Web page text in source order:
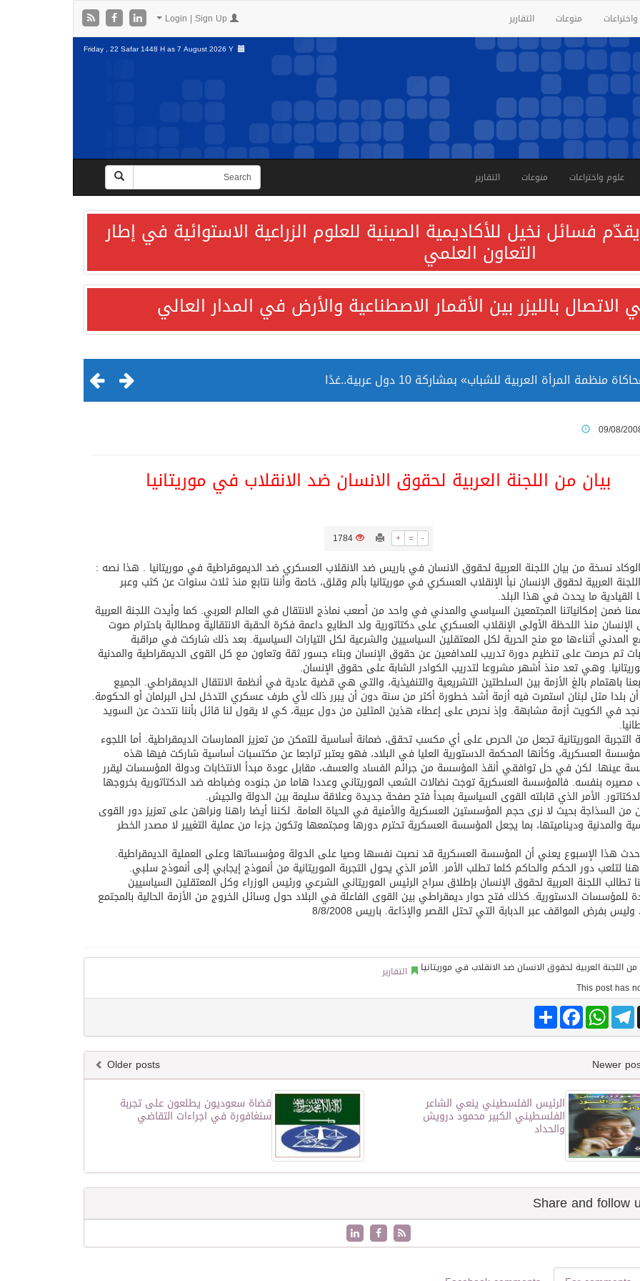
منوعات التقارير
Friday , 22 Safar 1448 H as7 August 2026 Y
علوم واختراعات منوعات التقارير
فسائل نخيل للأكاديمية الصينية للعلوم الزراعية الاستوائية في إطار
التعاون العلمي
بالليزر بين الأقمار الاصطناعية والأرض في المدار العالي
المرأة العربية للشباب» بمشاركة 10 دول عربية..غدًا
بصورة أكثر إيجابية من الولايات المتحدة
ضمن قائمة التراث العالمي
الحرمين الشريفين توثق أسماء الخلفاء الراشدين وتعود إلى القرن الثالث عشر الهجري
اتفاقية تطوير مصانع جاهزة ومتخصصة في مجال الطاقة
09/08/
بيان من اللجنة العربية لحقوق الانسان ضد الانقلاب في موريتانيا
+ = -
1784
نسخة من بيان اللجنة العربية لحقوق الانسان في باريس ضد الانقلاب العسكري ضد الديموقراطية في موريتانيا . هذا نصه :
العربية لحقوق الإنسان نبأ الإنقلاب العسكري في موريتانيا بألم وقلق، خاصة وأننا نتابع منذ ثلاث سنوات عن كثب وعبر
القيادية ما يحدث في هذا البلد.
ضمن إمكانياتنا المجتمعين السياسي والمدني في واحد من أصعب نماذج الانتقال في العالم العربي. كما وأيدت اللجنة العربية
منذ اللحظة الأولى الإنقلاب العسكري على دكتاتورية ولد الطايع داعمة فكرة الحقبة الانتقالية ومطالبة باحترام صوت
المدني أثناءها مع منح الحرية لكل المعتقلين السياسيين والشرعية لكل التيارات السياسية. بعد ذلك شاركت في مراقبة
ثم حرصت على تنظيم دورة تدريب للمدافعين عن حقوق الإنسان وبناء جسور ثقة وتعاون مع كل القوى الديمقراطية والمدنية
وهي تعد منذ أشهر مشروعا لتدريب الكوادر الشابة على حقوق الإنسان.
باهتمام بالغ الأزمة بين السلطتين التشريعية والتنفيذية، والتي هي قضية عادية في أنظمة الانتقال الديمقراطي. الجميع
بلدا مثل لبنان استمرت فيه أزمة أشد خطورة أكثر من سنة دون أن يبرر ذلك لأي طرف عسكري التدخل لحل البرلمان أو الحكومة.
في الكويت أزمة مشابهة. وإذ نحرص على إعطاء هذين المثلين من دول عربية، كي لا يقول لنا قائل بأننا نتحدث عن السويد
الموريتانية تجعل من الحرص على أي مكسب تحقق، ضمانة أساسية للتمكن من تعزيز الممارسات الديمقراطية. أما اللجوء
العسكرية، وكأنها المحكمة الدستورية العليا في البلاد، فهو يعتبر تراجعا عن مكتسبات أساسية شاركت فيها هذه
عينها. لكن في حل توافقي أنقذ المؤسسة من جرائم الفساد والعسف، مقابل عودة مبدأ الانتخابات ودولة المؤسسات ليقرر
مصيره بنفسه. فالمؤسسة العسكرية توجت نضالات الشعب الموريتاني وعددا هاما من جنوده وضباطه ضد الدكتاتورية بخروجها
الأمر الذي قابلته القوى السياسية بمبدأ فتح صفحة جديدة وعلاقة سليمة بين الدولة والجيش.
من السذاجة بحيث لا نرى حجم المؤسستين العسكرية والأمنية في الحياة العامة. لكننا أيضا راهنا ونراهن على تعزيز دور القوى
والمدنية وديناميتها، بما يجعل المؤسسة العسكرية تحترم دورها ومجتمعها وتكون جزءا من عملية التغيير لا مصدر الخطر
هذا الإسبوع يعني أن المؤسسة العسكرية قد نصبت نفسها وصيا على الدولة ومؤسساتها وعلى العملية الديمقراطية.
لتلعب دور الحكم والحاكم كلما تطلب الأمر. الأمر الذي يحول التجربة الموريتانية من أنموذج إيجابي إلى أنموذج سلبي.
تطالب اللجنة العربية لحقوق الإنسان بإطلاق سراح الرئيس الموريتاني الشرعي ورئيس الوزراء وكل المعتقلين السياسيين
للمؤسسات الدستورية. كذلك فتح حوار ديمقراطي بين القوى الفاعلة في البلاد حول وسائل الخروج من الأزمة الحالية بالمجتمع
وليس بفرض المواقف عبر الدبابة التي تحتل القصر والإذاعة. باريس 8/8/2008
التقارير
Share
FacebookWhatsAppTelegram
Older posts
قضاة سعوديون يطلعون على تجربة
سنغافورة في اجراءات التقاضي
الرئيس الفلسطيني ينعي الشاعر
الفلسطيني الكبير محمود درويش
والحداد